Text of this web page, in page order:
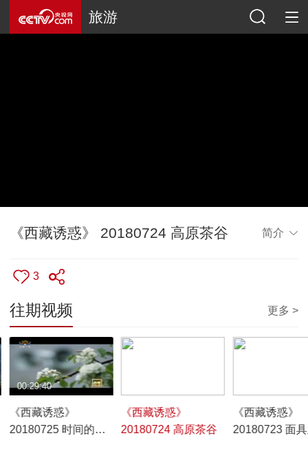
旅游
《西藏诱惑》 20180724 高原茶谷 简介
3
往期视频 更多 >
《西藏诱惑》
20180725 时间的风
00:29:40
《西藏诱惑》
20180724 高原茶谷
《西藏诱惑》
20180723 面